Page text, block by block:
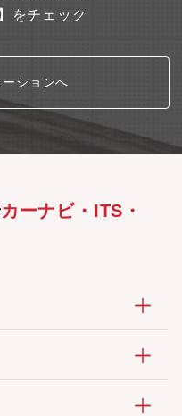
、結婚祝い金制度、出産
ービス など※定年60歳、再
※女性）※男性育児休業に
進する取り組みを行って
をチェック
ションへ
カーナビ・ITS・